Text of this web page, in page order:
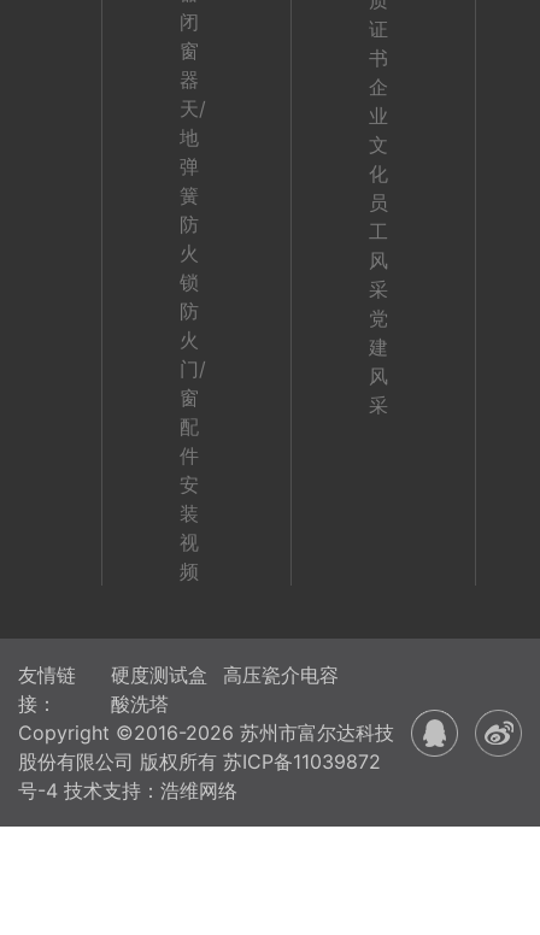
闭
窗
器
天/
地
弹
簧
防
火
锁
防
火
门/
窗
配
件
安
装
视
频
证
书
企
业
文
化
员
工
风
采
党
建
风
采
友情链
接：
硬度测试盒
高压瓷介电容
酸洗塔
Copyright ©2016-2026 苏州市富尔达科技
股份有限公司 版权所有 苏ICP备11039872
号-4 技术支持：浩维网络